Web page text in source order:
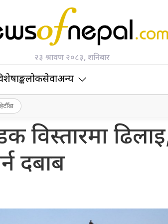
२३ श्रावण २०८३, शनिबार
लोकसेवाअन्य
हेटौँडा
विस्तारमा
दबाब